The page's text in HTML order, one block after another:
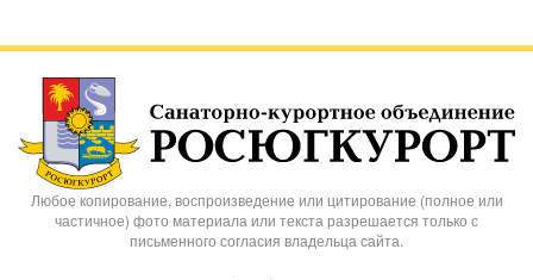
Любое копирование, воспроизведение или цитирование (полное или
частичное) фото материала или текста разрешается только с
письменного согласия владельца сайта.